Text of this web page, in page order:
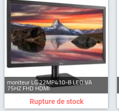
moniteur LG 22MP410-B LED VA
75HZ FHD HDMI
Rupture de stock